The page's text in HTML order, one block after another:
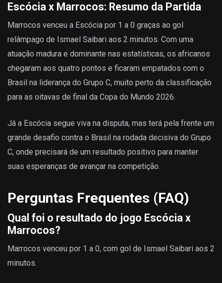
Escócia x Marrocos: Resumo da Partida
Marrocos venceu a Escócia por 1 a 0 graças ao gol
relâmpago de Ismael Saibari aos 2 minutos. Com uma
atuação madura e dominante nas estatísticas, os africanos
chegaram aos quatro pontos e ficaram empatados com o
Brasil na liderança do Grupo C, muito perto da classificação
para as oitavas de final da Copa do Mundo 2026.
Já a Escócia segue viva na disputa, mas terá pela frente um
grande desafio contra o Brasil na rodada decisiva do Grupo
C, onde precisará de um resultado positivo para manter
suas esperanças de avançar na competição.
Perguntas Frequentes (FAQ)
Qual foi o resultado do jogo Escócia x
Marrocos?
Marrocos venceu por 1 a 0, com gol de Ismael Saibari aos 2
minutos.